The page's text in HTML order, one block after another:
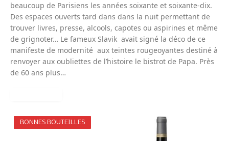
beaucoup de Parisiens les années soixante et soixante-dix.
Des espaces ouverts tard dans dans la nuit permettant de
trouver livres, presse, alcools, capotes ou aspirines et même
de grignoter… Le fameux Slavik avait signé la déco de ce
manifeste de modernité aux teintes rougeoyantes destiné à
renvoyer aux oubliettes de l’histoire le bistrot de Papa. Près
de 60 ans plus…
BONNES BOUTEILLES